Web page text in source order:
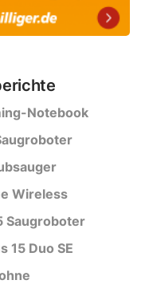
Notebook
Wireless
Saugroboter
15 Duo SE